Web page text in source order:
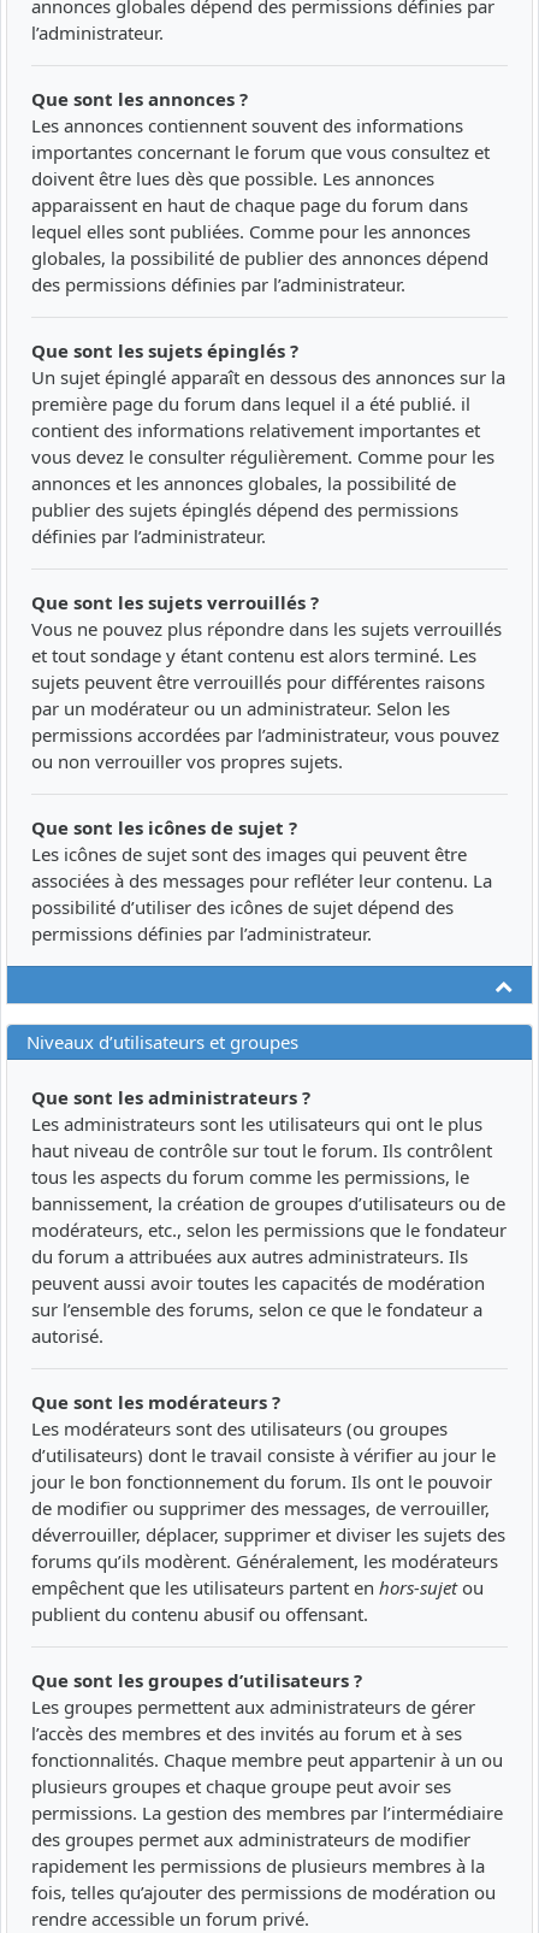
annonces globales dépend des permissions définies par
l’administrateur.
Que sont les annonces ?
Les annonces contiennent souvent des informations
importantes concernant le forum que vous consultez et
doivent être lues dès que possible. Les annonces
apparaissent en haut de chaque page du forum dans
lequel elles sont publiées. Comme pour les annonces
globales, la possibilité de publier des annonces dépend
des permissions définies par l’administrateur.
Que sont les sujets épinglés ?
Un sujet épinglé apparaît en dessous des annonces sur la
première page du forum dans lequel il a été publié. il
contient des informations relativement importantes et
vous devez le consulter régulièrement. Comme pour les
annonces et les annonces globales, la possibilité de
publier des sujets épinglés dépend des permissions
définies par l’administrateur.
Que sont les sujets verrouillés ?
Vous ne pouvez plus répondre dans les sujets verrouillés
et tout sondage y étant contenu est alors terminé. Les
sujets peuvent être verrouillés pour différentes raisons
par un modérateur ou un administrateur. Selon les
permissions accordées par l’administrateur, vous pouvez
ou non verrouiller vos propres sujets.
Que sont les icônes de sujet ?
Les icônes de sujet sont des images qui peuvent être
associées à des messages pour refléter leur contenu. La
possibilité d’utiliser des icônes de sujet dépend des
permissions définies par l’administrateur.
Niveaux d’utilisateurs et groupes
Que sont les administrateurs ?
Les administrateurs sont les utilisateurs qui ont le plus
haut niveau de contrôle sur tout le forum. Ils contrôlent
tous les aspects du forum comme les permissions, le
bannissement, la création de groupes d’utilisateurs ou de
modérateurs, etc., selon les permissions que le fondateur
du forum a attribuées aux autres administrateurs. Ils
peuvent aussi avoir toutes les capacités de modération
sur l’ensemble des forums, selon ce que le fondateur a
autorisé.
Que sont les modérateurs ?
Les modérateurs sont des utilisateurs (ou groupes
d’utilisateurs) dont le travail consiste à vérifier au jour le
jour le bon fonctionnement du forum. Ils ont le pouvoir
de modifier ou supprimer des messages, de verrouiller,
déverrouiller, déplacer, supprimer et diviser les sujets des
forums qu’ils modèrent. Généralement, les modérateurs
empêchent que les utilisateurs partent en hors-sujetou
publient du contenu abusif ou offensant.
Que sont les groupes d’utilisateurs ?
Les groupes permettent aux administrateurs de gérer
l’accès des membres et des invités au forum et à ses
fonctionnalités. Chaque membre peut appartenir à un ou
plusieurs groupes et chaque groupe peut avoir ses
permissions. La gestion des membres par l’intermédiaire
des groupes permet aux administrateurs de modifier
rapidement les permissions de plusieurs membres à la
fois, telles qu’ajouter des permissions de modération ou
rendre accessible un forum privé.